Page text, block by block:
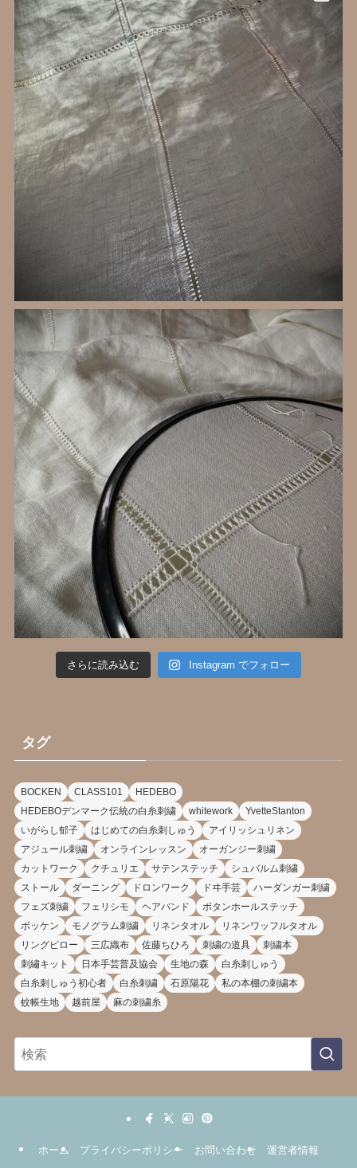
さらに読み込む Instagram でフォロー
タグ
BOCKEN CLASS101
HEDEBO
HEDEBOデンマーク伝統の白糸刺繍
whitework
YvetteStanton
いがらし郁子
はじめての白糸刺しゅう
アイリッシュリネン
アジュール刺繍
オンラインレッスン
オーガンジー刺繍
カットワーク
クチュリエ サテンステッチ
シュバルム刺繍
ストール
ダーニング ドロンワーク ドヰ手芸
ハーダンガー刺繍
フェズ刺繍
フェリシモ ヘアバンド
ボタンホールステッチ
ボッケン
モノグラム刺繍 リネンタオル
リネンワッフルタオル
リングピロー
三広織布 佐藤ちひろ 刺繍の道具
刺繍本
刺繡キット
日本手芸普及協会 生地の森
白糸刺しゅう
白糸刺しゅう初心者
白糸刺繍 石原陽花
私の本棚の刺繍本
蚊帳生地
越前屋 麻の刺繍糸
ホーム プライバシーポリシー お問い合わせ 運営者情報